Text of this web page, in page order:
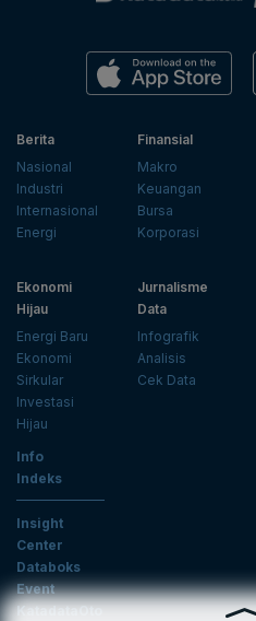
Berita
Nasional
Industri
Internasional
Energi
Finansial
Makro
Keuangan
Bursa
Korporasi
Ekonomi
Hijau
Energi Baru
Ekonomi
Sirkular
Investasi
Hijau
Jurnalisme
Data
Infografik
Analisis
Cek Data
Info
Indeks
Insight
Center
Databoks
Event
KatadataOto